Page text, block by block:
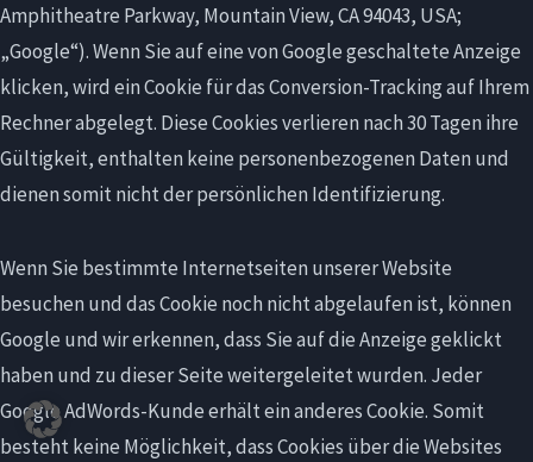
Amphitheatre Parkway, Mountain View, CA 94043, USA;
„Google“). Wenn Sie auf eine von Google geschaltete Anzeige
klicken, wird ein Cookie für das Conversion-Tracking auf Ihrem
Rechner abgelegt. Diese Cookies verlieren nach 30 Tagen ihre
Gültigkeit, enthalten keine personenbezogenen Daten und
dienen somit nicht der persönlichen Identifizierung.
Wenn Sie bestimmte Internetseiten unserer Website
besuchen und das Cookie noch nicht abgelaufen ist, können
Google und wir erkennen, dass Sie auf die Anzeige geklickt
haben und zu dieser Seite weitergeleitet wurden. Jeder
Google AdWords-Kunde erhält ein anderes Cookie. Somit
besteht keine Möglichkeit, dass Cookies über die Websites